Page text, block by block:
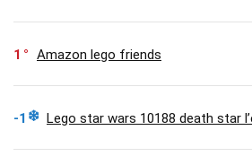
1 Amazon lego friends
-1 Lego star wars 10188 death star